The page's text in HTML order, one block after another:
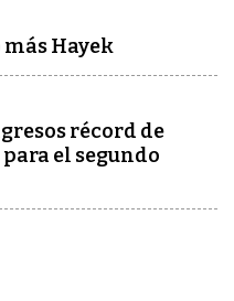
más Hayek
récord de
el segundo